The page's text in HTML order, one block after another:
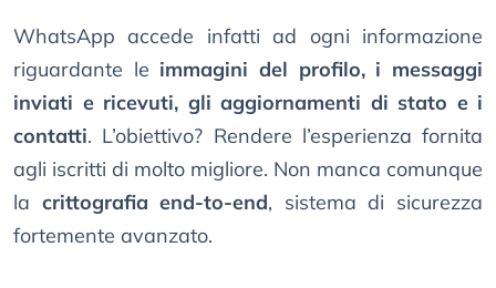
WhatsApp accede infatti ad ogni informazione
riguardante le immagini del profilo, i messaggi
inviati e ricevuti, gli aggiornamenti di stato e i
contatti. L’obiettivo? Rendere l’esperienza fornita
agli iscritti di molto migliore. Non manca comunque
la crittografia end-to-end, sistema di sicurezza
fortemente avanzato.